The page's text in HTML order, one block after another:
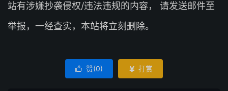
站有涉嫌抄袭侵权/违法违规的内容， 请发送邮件至
举报，一经查实，本站将立刻删除。
 赞(0)  打赏